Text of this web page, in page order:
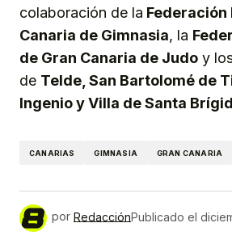
colaboración de la Federación
Canaria de Gimnasia, la
de Gran Canaria de Judo y
de Telde, San Bartolomé de
Ingenio y Villa de Santa
CANARIAS GIMNASIA GRAN CANARIA
por RedacciónPublicado el